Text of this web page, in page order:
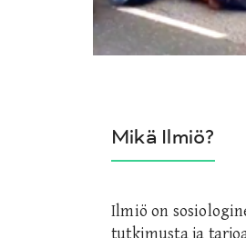
Mikä Ilmiö?
Ilmiö on
tutkimusta ja